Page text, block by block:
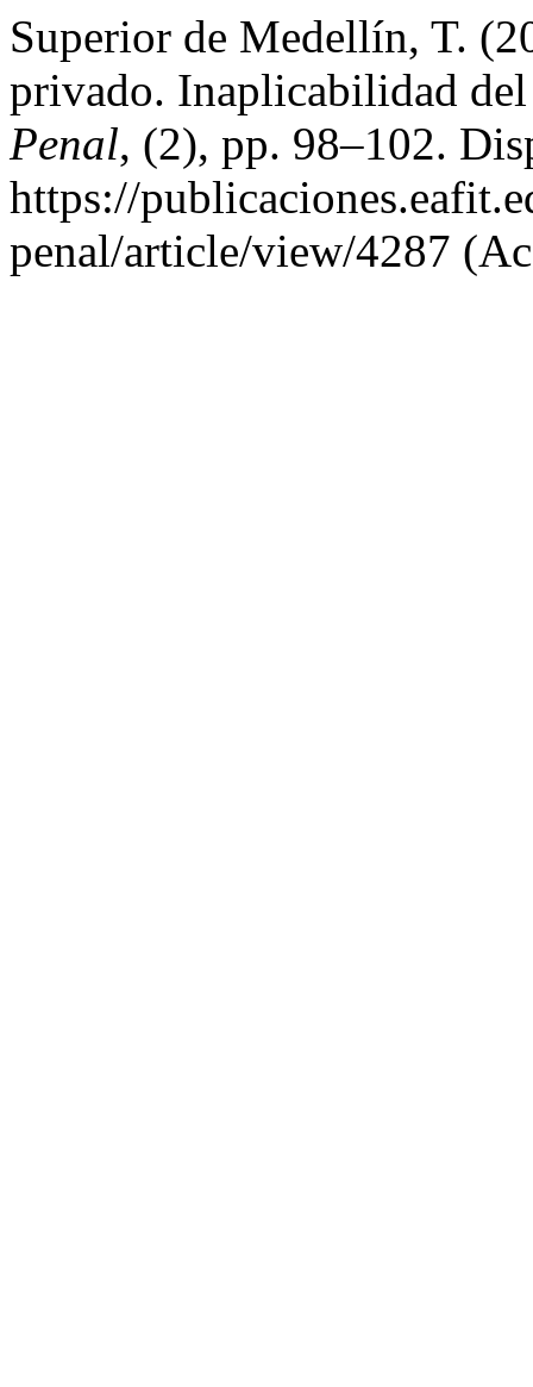
Superior de Medellín, T.
privado. Inaplicabilidad
Penal, (2), pp. 98–102.
https://
penal/article/view/4287